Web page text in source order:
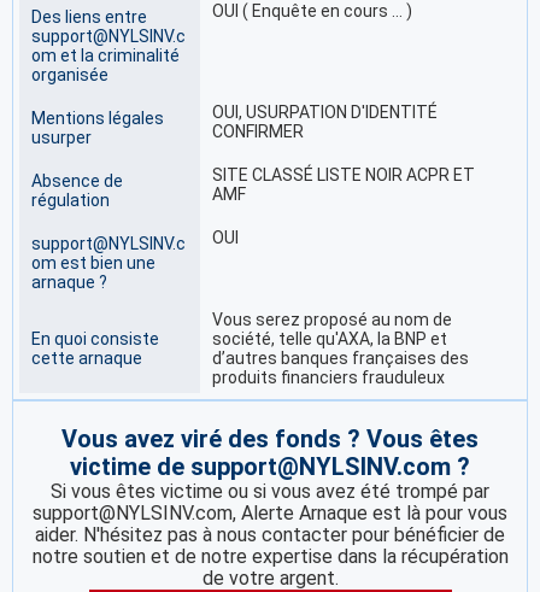
Des liens entre
support@NYLSINV.c
om et la criminalité
organisée
OUI ( Enquête en cours … )
Mentions légales
usurper
OUI, USURPATION D'IDENTITÉ
CONFIRMER
Absence de
régulation
SITE CLASSÉ LISTE NOIR ACPR ET
AMF
support@NYLSINV.c
om est bien une
arnaque ?
OUI
En quoi consiste
cette arnaque
Vous serez proposé au nom de
société, telle qu'AXA, la BNP et
d’autres banques françaises des
produits financiers frauduleux
Vous avez viré des fonds ? Vous êtes
victime de support@NYLSINV.com ?
Si vous êtes victime ou si vous avez été trompé par
support@NYLSINV.com, Alerte Arnaque est là pour vous
aider. N'hésitez pas à nous contacter pour bénéficier de
notre soutien et de notre expertise dans la récupération
de votre argent.